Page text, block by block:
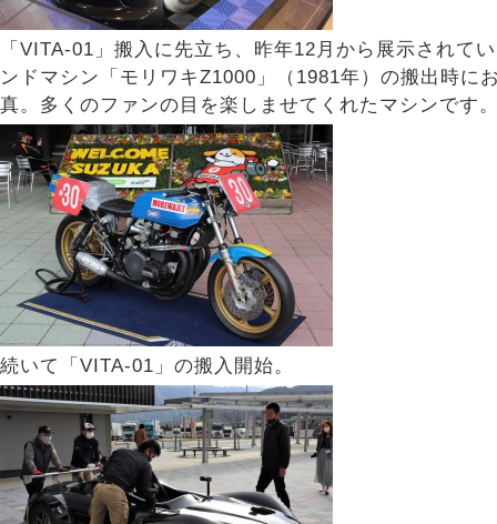
「VITA-01」搬入に先立ち、昨年12月から展示されて
ンドマシン「モリワキZ1000」（1981年）の搬出時に
真。多くのファンの目を楽しませてくれたマシンです
続いて「VITA-01」の搬入開始。